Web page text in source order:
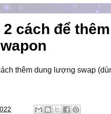
2 cách để
thêm dung lượng swap